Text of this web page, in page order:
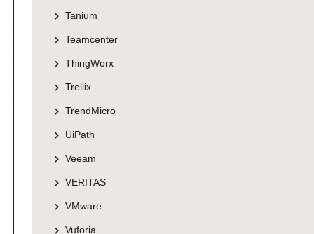
Tanium
Teamcenter
ThingWorx
Trellix
TrendMicro
UiPath
Veeam
VERITAS
VMware
Vuforia